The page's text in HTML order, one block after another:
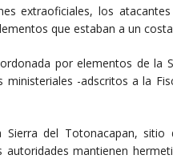
extraoficiales, los
que estaban a un
por elementos de la
ministeriales -adscritos a la
del Totonacapan,
autoridades mantienen